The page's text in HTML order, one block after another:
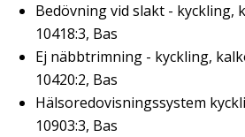
Bedövning vid slakt - kyckling,
10418:3, Bas
Ej näbbtrimning - kyckling,
10420:2, Bas
Hälsoredovisningssystem
10903:3, Bas